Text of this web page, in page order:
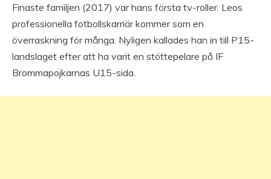
Finaste familjen (2017) var hans första tv-roller. Leos
professionella fotbollskarriär kommer som en
överraskning för många. Nyligen kallades han in till P15-
landslaget efter att ha varit en stöttepelare på IF
Brommapojkarnas U15-sida.